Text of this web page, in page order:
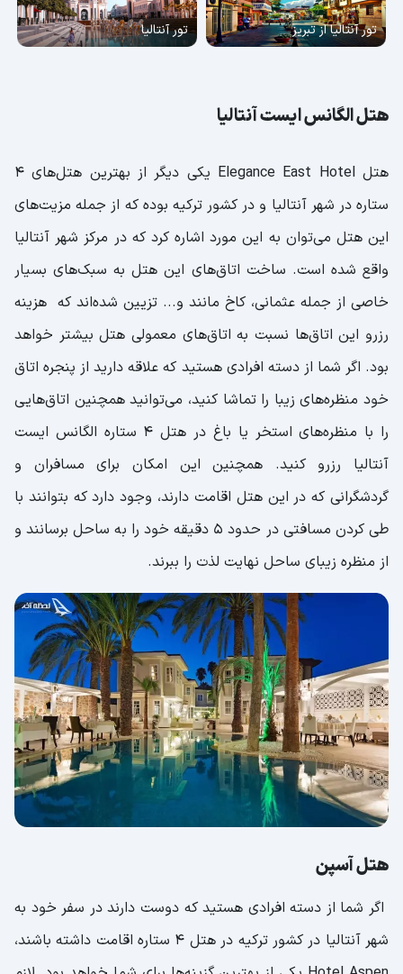
تور آنتالیا از تبریز تور آنتالیا
هتل الگانس ایست آنتالیا
هتل Elegance East Hotel یکی دیگر از بهترین هتل‌های ۴
ستاره در شهر آنتالیا و در کشور ترکیه بوده که از جمله مزیت‌های
این هتل می‌توان به این مورد اشاره کرد که در مرکز شهر آنتالیا
واقع شده است. ساخت اتاق‌های این هتل به سبک‌های بسیار
خاصی از جمله عثمانی، کاخ مانند و... تزیین شده‌اند که هزینه
رزرو این اتاق‌ها نسبت به اتاق‌های معمولی هتل بیشتر خواهد
بود. اگر شما از دسته افرادی هستید که علاقه دارید از پنجره اتاق
خود منظره‌های زیبا را تماشا کنید، می‌توانید همچنین اتاق‌هایی
را با منظره‌های استخر یا باغ در هتل ۴ ستاره الگانس ایست
آنتالیا رزرو کنید. همچنین این امکان برای مسافران و
گردشگرانی که در این هتل اقامت دارند، وجود دارد که بتوانند با
طی کردن مسافتی در حدود ۵ دقیقه خود را به ساحل برسانند و
از منظره زیبای ساحل نهایت لذت را ببرند.
هتل آسپن
اگر شما از دسته افرادی هستید که دوست دارند در سفر خود به
شهر آنتالیا در کشور ترکیه در هتل ۴ ستاره اقامت داشته باشند،